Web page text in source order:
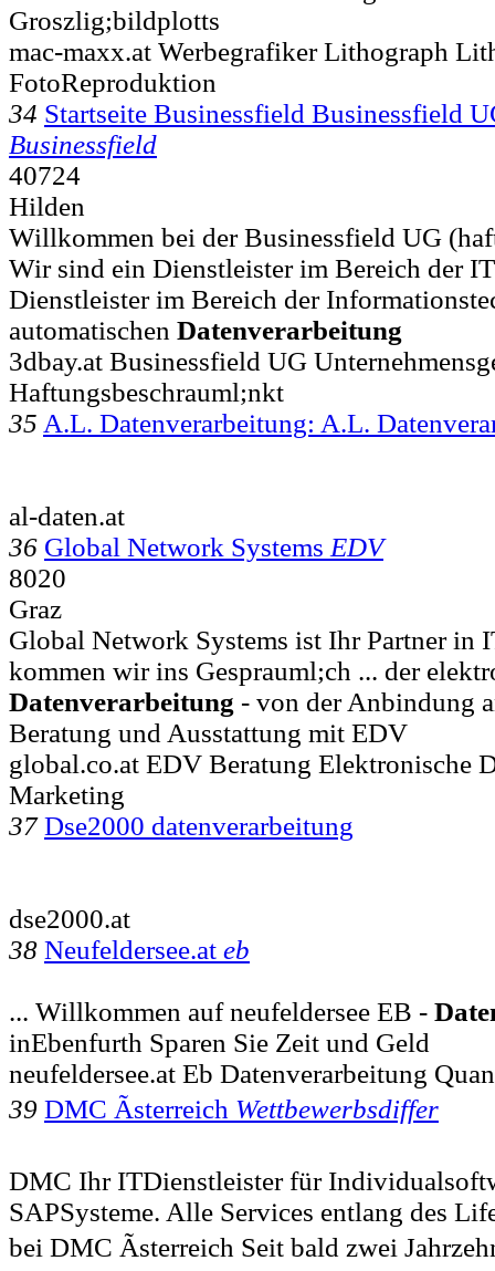
Groszlig;bildplotts
mac-maxx.at Werbegrafiker Lithograph
FotoReproduktion
34 Startseite Businessfield Businessfield
Businessfield
40724
Hilden
Willkommen bei der Businessfield UG
Wir sind ein Dienstleister im Bereich der
Dienstleister im Bereich der
automatischen Datenverarbeitung
3dbay.at Businessfield UG
Haftungsbeschrauml;nkt
35 A.L. Datenverarbeitung: A.L.
al-daten.at
36 Global Network Systems EDV
8020
Graz
Global Network Systems ist Ihr Partner in
kommen wir ins Gesprauml;ch ... der
Datenverarbeitung - von der Anbindung
Beratung und Ausstattung mit EDV
global.co.at EDV Beratung Elektronische
Marketing
37 Dse2000 datenverarbeitung
dse2000.at
38 Neufeldersee.at eb
... Willkommen auf neufeldersee EB -
inEbenfurth Sparen Sie Zeit und Geld
neufeldersee.at Eb Datenverarbeitung
39 DMC Ãsterreich Wettbewerbsdiffer
DMC Ihr ITDienstleister für
SAPSysteme. Alle Services entlang des
bei DMC Ãsterreich Seit bald zwei